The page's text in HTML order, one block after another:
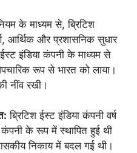
के माध्यम से, ब्रिटिश
आर्थिक और प्रशासनिक सुधार
इंडिया कंपनी के माध्यम से
रूप से भारत को लाया।
नींव रखी।
ब्रिटिश ईस्ट इंडिया कंपनी वर्ष
के रूप में स्थापित हुई थी
निकाय में बदल गई थी।